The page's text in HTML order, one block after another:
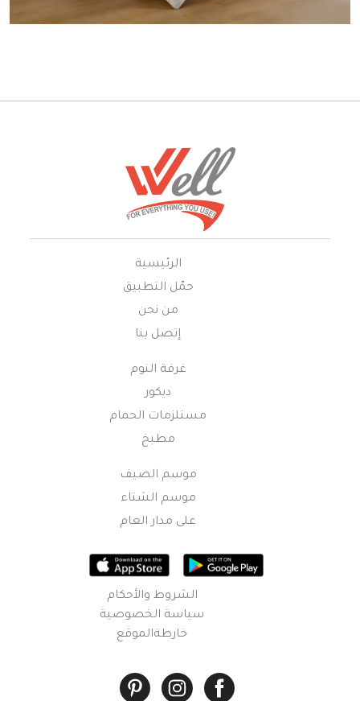
الرئيسية
حمّل التطبيق
من نحن
إتصل بنا
غرفة النوم
ديكور
مستلزمات الحمام
مطبخ
موسم الصيف
موسم الشتاء
على مدار العام
الشروط والأحكام
سياسة الخصوصية
خارطةالموقع